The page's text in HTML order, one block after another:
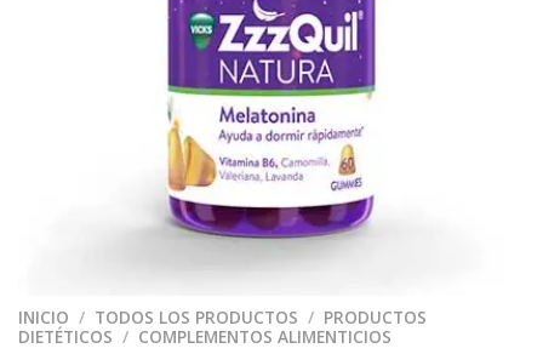
INICIO / TODOS LOS PRODUCTOS / PRODUCTOS
DIETÉTICOS / COMPLEMENTOS ALIMENTICIOS